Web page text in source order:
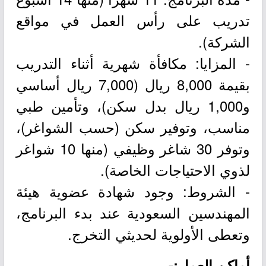
تدريب على رأس العمل في مواقع
الشركة).
- المزايا: مكافأة شهرية أثناء التدريب
بقيمة 8,000 ريال (7,000 ريال أساسي
و1,000 ريال بدل سكن)، وتأمين طبي
مناسب، وتوفير سكن (حسب الشواغر)،
وتوفر 30 شاغر وظيفي (منها 10 شواغر
لذوي الاحتياجات الخاصة).
- الشروط: وجود شهادة عضوية هيئة
المهندسين السعودية عند بدء البرنامج،
وتعطى الأولوية لحديثي التخرج.